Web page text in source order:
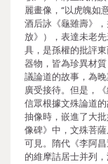
麗畫像，“以虎魄如
酒后詠《龜雖壽》
放》），表達未老
具，是孫權的批評
器物，皆為珍異材
議論道的故事，為
廣受接待。但是，
信眾根據文殊論道
抽像時，嵌進了大
像碑》中，文殊菩
可見。隋代《李阿
的維摩詰居士并列